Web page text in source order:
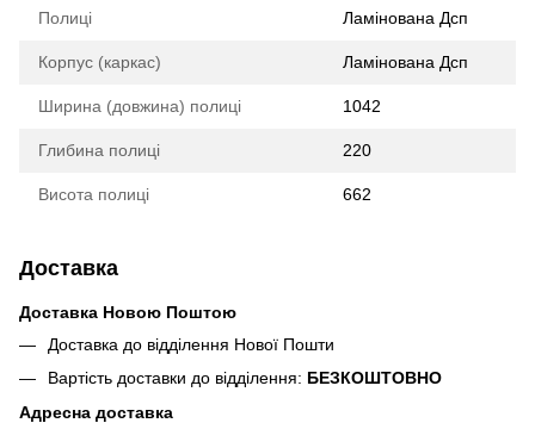
Полиці Ламінована Дсп
Корпус (каркас) Ламінована Дсп
Ширина (довжина) полиці 1042
Глибина полиці 220
Висота полиці 662
Доставка
Доставка Новою Поштою
Доставка до відділення Нової Пошти
Вартість доставки до відділення: БЕЗКОШТОВНО
Адресна доставка